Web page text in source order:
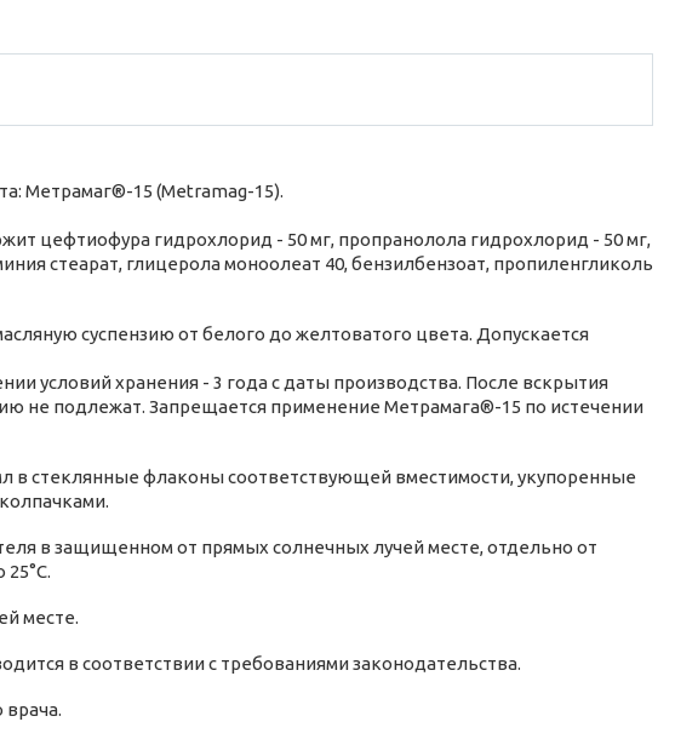
Метрамаг®-15 (Metramag-15).
цефтиофура гидрохлорид - 50 мг, пропранолола гидрохлорид - 50 мг,
стеарат, глицерола моноолеат 40, бензилбензоат, пропиленгликоль
суспензию от белого до желтоватого цвета. Допускается
условий хранения - 3 года с даты производства. После вскрытия
не подлежат. Запрещается применение Метрамага®-15 по истечении
стеклянные флаконы соответствующей вместимости, укупоренные
в защищенном от прямых солнечных лучей месте, отдельно от
25°С.
месте.
в соответствии с требованиями законодательства.